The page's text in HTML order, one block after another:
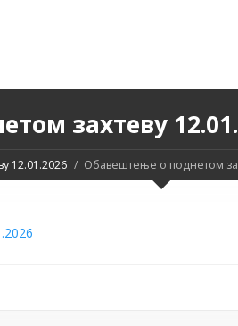
захтеву
12.01.2026 Обавештење о поднетом